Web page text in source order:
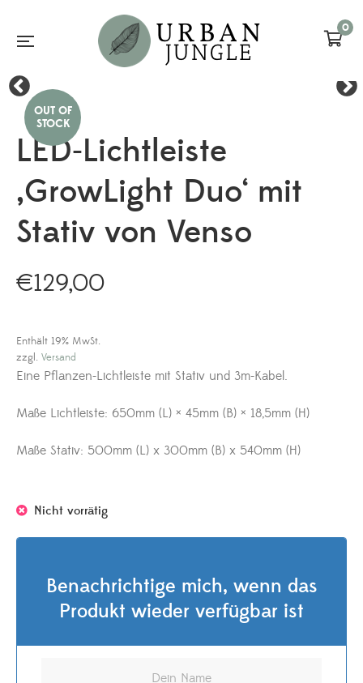
0
LED-Lichtleiste
‚GrowLight Duo‘ mit
Stativ von Venso
€129,00
Enthält 19% MwSt.
zzgl. Versand
Eine Pflanzen-Lichtleiste mit Stativ und 3m-Kabel.
Maße Lichtleiste: 650mm (L) × 45mm (B) × 18,5mm (H)
Maße Stativ: 500mm (L) x 300mm (B) x 540mm (H)
Nicht vorrätig
Benachrichtige mich, wenn das
Produkt wieder verfügbar ist